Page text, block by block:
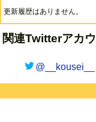
更新履歴はありません。
関連Twitterアカ
@__kousei__